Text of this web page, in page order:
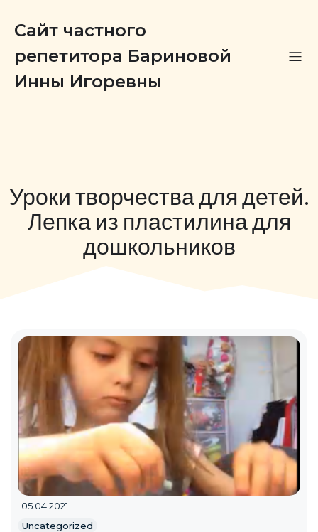
Сайт частного
репетитора Бариновой
Инны Игоревны
Уроки творчества для детей.
Лепка из пластилина для
дошкольников
05.04.2021
Uncategorized